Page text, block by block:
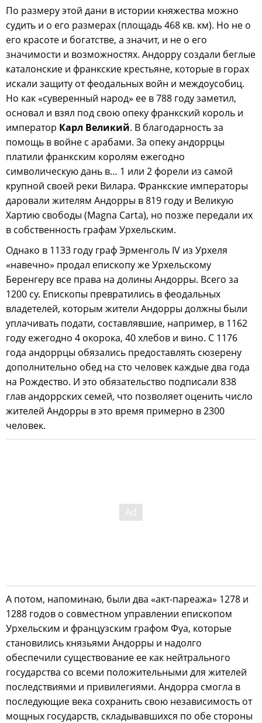
По размеру этой дани в истории княжества можно
судить и о его размерах (площадь 468 кв. км). Но не о
его красоте и богатстве, а значит, и не о его
значимости и возможностях. Андорру создали беглые
каталонские и франкские крестьяне, которые в горах
искали защиту от феодальных войн и междоусобиц.
Но как «суверенный народ» ее в 788 году заметил,
основал и взял под свою опеку франкский король и
император Карл Великий. В благодарность за
помощь в войне с арабами. За опеку андоррцы
платили франкским королям ежегодно
символическую дань в… 1 или 2 форели из самой
крупной своей реки Вилара. Франкские императоры
даровали жителям Андорры в 819 году и Великую
Хартию свободы (Маgna Carta), но позже передали их
в собственность графам Урхельским.
Однако в 1133 году граф Эрменголь IV из Урхеля
«навечно» продал епископу же Урхельскому
Беренгеру все права на долины Андорры. Всего за
1200 су. Епископы превратились в феодальных
владетелей, которым жители Андорры должны были
уплачивать подати, составлявшие, например, в 1162
году ежегодно 4 окорока, 40 хлебов и вино. С 1176
года андоррцы обязались предоставлять сюзерену
дополнительно обед на сто человек каждые два года
на Рождество. И это обязательство подписали 838
глав андоррских семей, что позволяет оценить число
жителей Андорры в это время примерно в 2300
человек.
А потом, напоминаю, были два «акт-пареажа» 1278 и
1288 годов о совместном управлении епископом
Урхельским и французским графом Фуа, которые
становились князьями Андорры и надолго
обеспечили существование ее как нейтрального
государства со всеми положительными для жителей
последствиями и привилегиями. Андорра смогла в
последующие века сохранить свою независимость от
мощных государств, складывавшихся по обе стороны